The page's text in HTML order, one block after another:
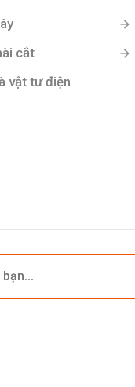
cắt
vật tư điện